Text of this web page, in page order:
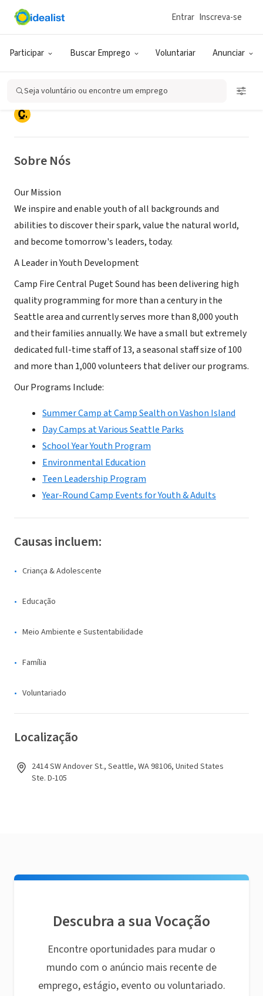
Participar Buscar Emprego Voluntariar Anunciar
Entrar Inscreva-se
Seja voluntário ou encontre um emprego
ONG (SETOR SOCIAL)
Camp Fire Central Puget Sound
Council
Seattle, WA|www.campfireseattle.org
Sobre Nós
Our Mission
We inspire and enable youth of all backgrounds and
abilities to discover their spark, value the natural world,
and become tomorrow's leaders, today.
A Leader in Youth Development
Camp Fire Central Puget Sound has been delivering high
quality programming for more than a century in the
Seattle area and currently serves more than 8,000 youth
and their families annually. We have a small but extremely
dedicated full-time staff of 13, a seasonal staff size of 100
and more than 1,000 volunteers that deliver our programs.
Our Programs Include:
Summer Camp at Camp Sealth on Vashon Island
Day Camps at Various Seattle Parks
School Year Youth Program
Environmental Education
Teen Leadership Program
Year-Round Camp Events for Youth & Adults
Causas incluem:
Criança & Adolescente
Educação
Meio Ambiente e Sustentabilidade
Família
Voluntariado
Localização
2414 SW Andover St., Seattle, WA 98106, United States
Ste. D-105
Descubra a sua Vocação
Encontre oportunidades para mudar o
mundo com o anúncio mais recente de
emprego, estágio, evento ou voluntariado.